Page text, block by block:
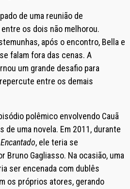
de uma reunião de
os dois não melhorou.
após o encontro, Bella e
falam fora das cenas. A
um grande desafio para
entre os demais
polêmico envolvendo Cauã
de uma novela. Em 2011, durante
, ele teria se
Bruno Gagliasso. Na ocasião, uma
ser encenada com dublês
os próprios atores, gerando